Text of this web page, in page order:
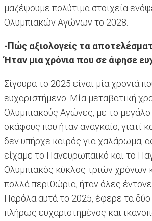
μαζέψουμε πολύτιμα στοιχεία
Ολυμπιακών Αγώνων το 2028.
-Πώς αξιολογείς τα
Ήταν μια χρόνια που σε άφησε
Σίγουρα το 2025 είναι μία χρονιά
ευχαριστήμενο. Μία μεταβατική
Ολυμπιακούς Αγώνες, με το μεγάλο
σκάφους που ήταν αναγκαίο, γιατί
δεν υπήρχε καιρός για χαλάρωμα,
είχαμε το Πανευρωπαϊκό και το
Ολυμπιακός κύκλος τριών χρόνων
πολλά περιθώρια, ήταν όλες
Παρόλα αυτά το 2025, έφερε τα δύο
πλήρως ευχαριστημένος και